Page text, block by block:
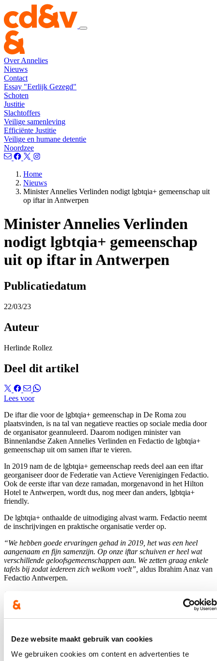
Deze website maakt gebruik van cookies
We gebruiken cookies om content en advertenties te
Over Annelies
Nieuws
Contact
Essay "Eerlijk Gezegd"
Schoten
Justitie
Slachtoffers
Veilige samenleving
Efficiënte Justitie
Veilige en humane detentie
Noordzee
Home
Nieuws
Minister Annelies Verlinden nodigt lgbtqia+ gemeenschap uit
op iftar in Antwerpen
Minister Annelies Verlinden
nodigt lgbtqia+ gemeenschap
uit op iftar in Antwerpen
Publicatiedatum
22/03/23
Auteur
Herlinde Rollez
Deel dit artikel
Lees voor
De iftar die voor de lgbtqia+ gemeenschap in De Roma zou
plaatsvinden, is na tal van negatieve reacties op sociale media door
de organisator geannuleerd. Daarom nodigen minister van
Binnenlandse Zaken Annelies Verlinden en Fedactio de lgbtqia+
gemeenschap uit om samen iftar te vieren.
In 2019 nam de de lgbtqia+ gemeenschap reeds deel aan een iftar
georganiseer door de Federatie van Actieve Verenigingen Fedactio.
Ook de eerste iftar van deze ramadan, morgenavond in het Hilton
Hotel te Antwerpen, wordt dus, nog meer dan anders, lgbtqia+
friendly.
De lgbtqia+ onthaalde de uitnodiging alvast warm. Fedactio neemt
de inschrijvingen en praktische organisatie verder op.
“We hebben goede ervaringen gehad in 2019, het was een heel
aangenaam en fijn samenzijn. Op onze iftar schuiven er heel wat
verschillende geloofsgemeenschappen aan. We zetten graag enkele
tafels bij zodat iedereen zich welkom voelt”, aldus Ibrahim Anaz van
Fedactio Antwerpen.
“Op de eerste dag van de ramadan willen we graag zoveel mogelijk
mensen samenbrengen, over geloofsovertuiging en seksuele
geaardheid heen. Ik kijk ernaar uit om met vele mensen morgen iftar
te vieren”, aldus minister van Binnenlandse Zaken Annelies
Hou me op de hoogte